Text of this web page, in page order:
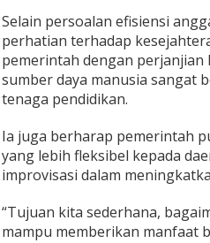
Selain persoalan efisiensi
perhatian terhadap
pemerintah dengan perjanjian
sumber daya manusia sangat
tenaga pendidikan.
Ia juga berharap pemerintah
yang lebih fleksibel kepada
improvisasi dalam
“Tujuan kita sederhana,
mampu memberikan manfaat